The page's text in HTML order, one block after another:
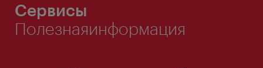
Сервисы
Полезнаяинформация